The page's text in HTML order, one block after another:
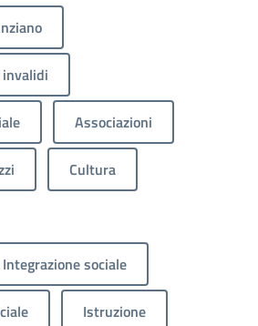
Associazioni
Cultura
sociale
Istruzione